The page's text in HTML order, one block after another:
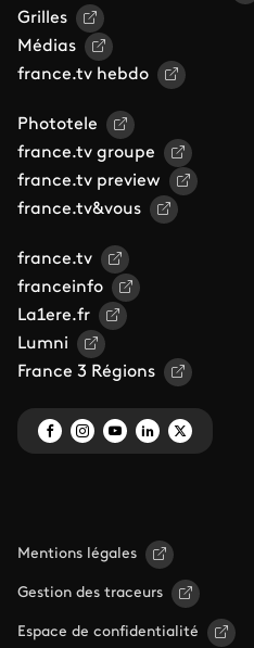
Grilles
Médias
france.tv hebdo
Phototele
france.tv groupe
france.tv preview
france.tv&vous
france.tv
franceinfo
La1ere.fr
Lumni
France 3 Régions
Mentions légales
Gestion des traceurs
Espace de confidentialité